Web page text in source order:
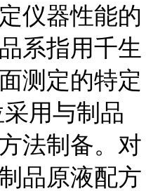
仪器性能的
系指用千生
测定的特定
用与制品
法制备。对
品原液配方